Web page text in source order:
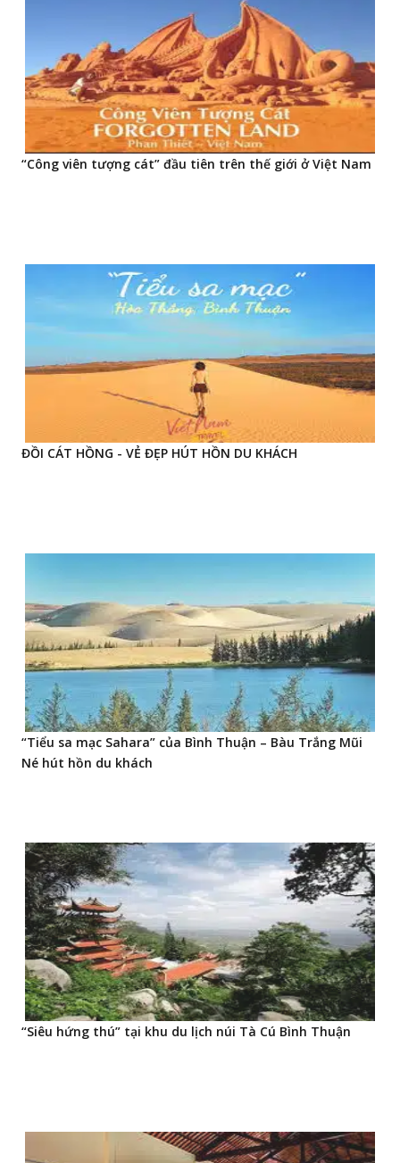
“Công viên tượng cát” đầu tiên trên thế giới ở Việt Nam
ĐỒI CÁT HỒNG - VẺ ĐẸP HÚT HỒN DU KHÁCH
“Tiểu sa mạc Sahara” của Bình Thuận – Bàu Trắng Mũi
Né hút hồn du khách
“Siêu hứng thú” tại khu du lịch núi Tà Cú Bình Thuận